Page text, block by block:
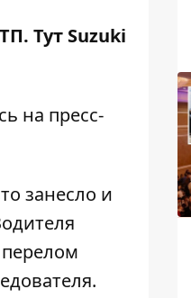
Тут Suzuki
на пресс-
занесло и